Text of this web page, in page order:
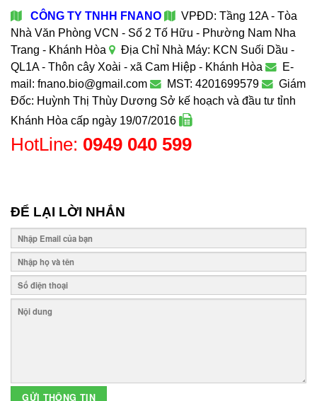
CÔNG TY TNHH FNANO
VPĐD: Tầng 12A - Tòa
Nhà Văn Phòng VCN - Số 2 Tố Hữu - Phường Nam Nha
Trang - Khánh Hòa
Địa Chỉ Nhà Máy: KCN Suối Dầu -
QL1A - Thôn cây Xoài - xã Cam Hiệp - Khánh Hòa
E-
mail: fnano.bio@gmail.com
MST: 4201699579
Giám
Đốc: Huỳnh Thị Thùy Dương Sở kế hoạch và đầu tư tỉnh
Khánh Hòa cấp ngày 19/07/2016
HotLine: 0949 040 599
ĐỂ LẠI LỜI NHẮN